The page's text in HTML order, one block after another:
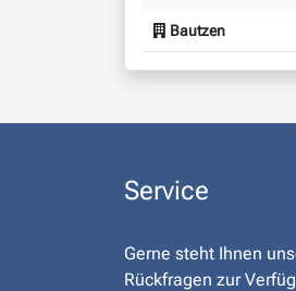
Bautzen
Service
Gerne steht Ihnen
Rückfragen zur